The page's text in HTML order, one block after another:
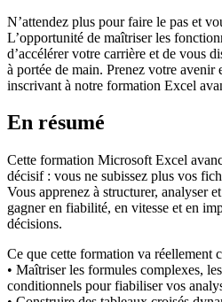
N’attendez plus pour faire le pas et
L’opportunité de maîtriser les
d’accélérer votre carrière et de vous
à portée de main. Prenez votre avenir
inscrivant à notre formation Excel
En résumé
Cette formation Microsoft Excel
décisif : vous ne subissez plus vos
Vous apprenez à structurer, analyser
gagner en fiabilité, en vitesse et en
décisions.
Ce que cette formation va réellement
• Maîtriser les formules complexes,
conditionnels pour fiabiliser vos